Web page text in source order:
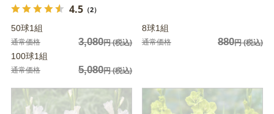
4.5（2）
50球1組
通常価格 3,080円(税込)
100球1組
通常価格 5,080円(税込)
8球1組
通常価格 880円(税込)